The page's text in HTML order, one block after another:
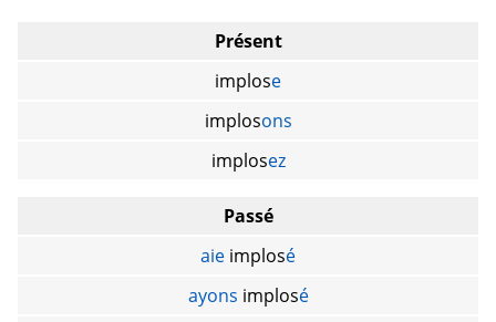
Présent
implose
implosons
implosez
Passé
aie implosé
ayons implosé